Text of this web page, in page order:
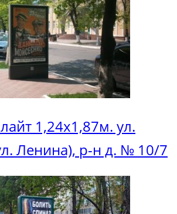
1,24х1,87м. ул.
Ленина), р-н д. № 10/7